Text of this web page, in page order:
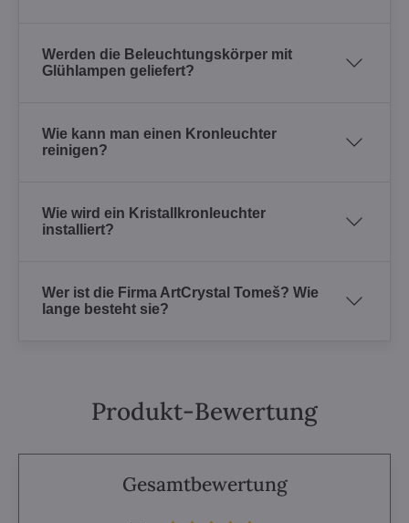
Werden die Beleuchtungskörper mit
Glühlampen geliefert?
Wie kann man einen Kronleuchter
reinigen?
Wie wird ein Kristallkronleuchter
installiert?
Wer ist die Firma ArtCrystal Tomeš? Wie
lange besteht sie?
Produkt-Bewertung
Gesamtbewertung